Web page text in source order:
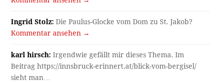
Ingrid Stolz: Die Paulus-Glocke vom Dom zu St. Jakob?
Kommentar ansehen →
karl hirsch: Irgendwie gefällt mir dieses Thema. Im
Beitrag https://innsbruck-erinnert.at/blick-vom-bergisel/
sieht man…